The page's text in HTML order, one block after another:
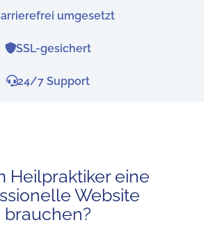
umgesetzt
SSL-gesichert
24/7 Support
Heilpraktiker eine
Website
brauchen?